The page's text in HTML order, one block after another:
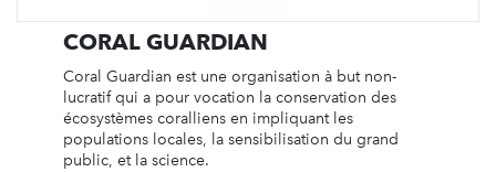
CORAL GUARDIAN
Coral Guardian est une organisation à but non-
lucratif qui a pour vocation la conservation des
écosystèmes coralliens en impliquant les
populations locales, la sensibilisation du grand
public, et la science.